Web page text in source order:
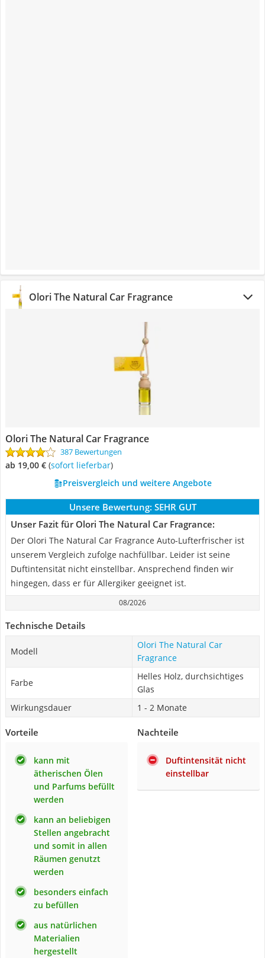
Olori The Natural Car Fragrance
Olori The Natural Car Fragrance
387 Bewertungen
ab 19,00 € ( Sofort lieferbar)
Preisvergleich und weitere Angebote
Unsere Bewertung: SEHR GUT
Unser Fazit für Olori The Natural Car Fragrance:
Der Olori The Natural Car Fragrance Auto-Lufterfrischer ist
unserem Vergleich zufolge nachfüllbar. Leider ist seine
Duftintensität nicht einstellbar. Ansprechend finden wir
hingegen, dass er für Allergiker geeignet ist.
08/2026
Technische Details
Modell
Olori The Natural Car
Fragrance
Farbe
Helles Holz, durchsichtiges
Glas
Wirkungsdauer
1 - 2 Monate
Vorteile
kann mit
ätherischen Ölen
und Parfums befüllt
werden
kann an beliebigen
Stellen angebracht
und somit in allen
Räumen genutzt
werden
besonders einfach
zu befüllen
aus natürlichen
Materialien
hergestellt
Nachteile
Duftintensität nicht
einstellbar